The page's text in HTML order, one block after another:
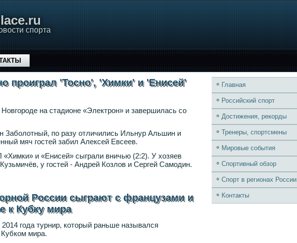
спорта
проиграл 'Тосно', 'Химки' и 'Енисей'
на стадионе «Электрон» и завершилась со
Заболотный, по разу отличились Ильнур Альшин и
мяч гостей забил Алексей Евсеев.
«Химки» и «Енисей» сыграли вничью (2:2). У хозяев
у гостей - Андрей Козлов и Сергей Самодин.
России сыграют с французами и
к Кубку мира
года турнир, который раньше назывался
мира.
Главная
Российский спорт
Достижения, рекорды
Тренеры, спортсмены
Мировые события
Спортивный обзор
Спорт в регионах России
Контакты